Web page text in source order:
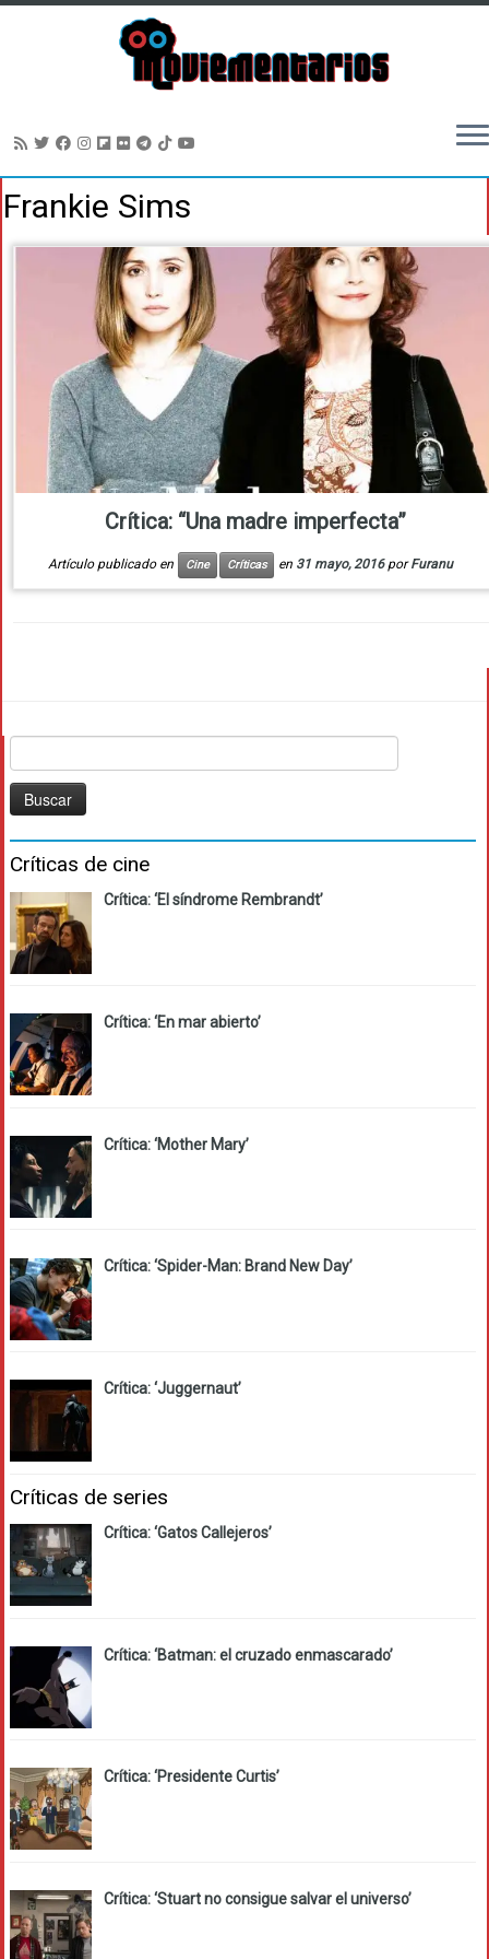
alFrankie Sims
Crítica: “Una madre imperfecta”
Artículo publicado en Cine Críticas en 31 mayo, 2016 porFuranu
Críticas de cine
Crítica: ‘El síndrome Rembrandt’
Crítica: ‘En mar abierto’
Crítica: ‘Mother Mary’
Crítica: ‘Spider-Man: Brand New Day’
Crítica: ‘Juggernaut’
Críticas de series
Crítica: ‘Gatos Callejeros’
Crítica: ‘Batman: el cruzado enmascarado’
Crítica: ‘Presidente Curtis’
Crítica: ‘Stuart no consigue salvar el universo’